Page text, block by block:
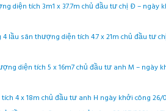
diện tích 3m1 x 37.7m chủ đầu tư chị Đ – ngày
lầu sân thượng diện tích 4.7 x 21m chủ đầu tư
diện tích 5 x 16m7 chủ đầu tư anh M – ngày
4 x 18m chủ đầu tư anh H ngày khởi công 26/